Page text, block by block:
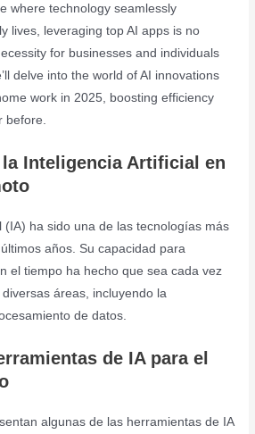
where technology seamlessly
lives, leveraging top AI apps is no
for businesses and individuals
delve into the world of AI innovations
work in 2025, boosting efficiency
before.
Inteligencia Artificial en
(IA) ha sido una de las tecnologías más
años. Su capacidad para
el tiempo ha hecho que sea cada vez
áreas, incluyendo la
de datos.
de IA para el
algunas de las herramientas de IA